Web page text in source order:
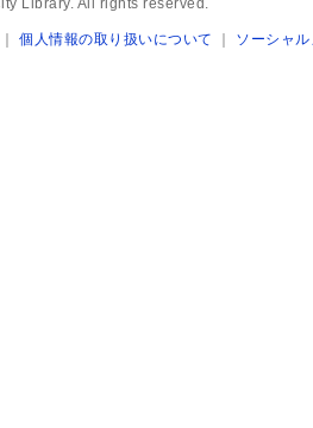
｜個人情報の取り扱いについて ｜ ソーシャ